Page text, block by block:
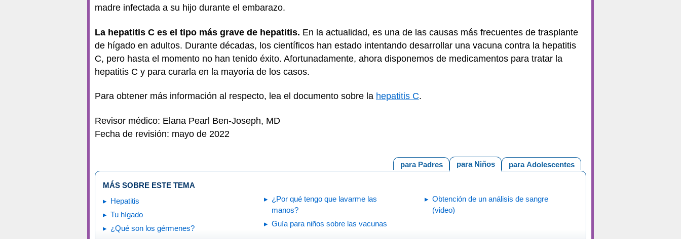
madre infectada a su hijo durante el embarazo.
La hepatitis C es el tipo más grave de hepatitis. En la actualidad, es una de las causas más frecuentes de trasplante
de hígado en adultos. Durante décadas, los científicos han estado intentando desarrollar una vacuna contra la hepatitis
C, pero hasta el momento no han tenido éxito. Afortunadamente, ahora disponemos de medicamentos para tratar la
hepatitis C y para curarla en la mayoría de los casos.
Para obtener más información al respecto, lea el documento sobre la hepatitis C.
Revisor médico: Elana Pearl Ben-Joseph, MD
Fecha de revisión: mayo de 2022
para Adolescentes
para Niños
para Padres
MÁS SOBRE ESTE TEMA
Hepatitis
Tu hígado
¿Qué son los gérmenes?
¿Por qué tengo que lavarme las
manos?
Guía para niños sobre las vacunas
Obtención de un análisis de sangre
(video)